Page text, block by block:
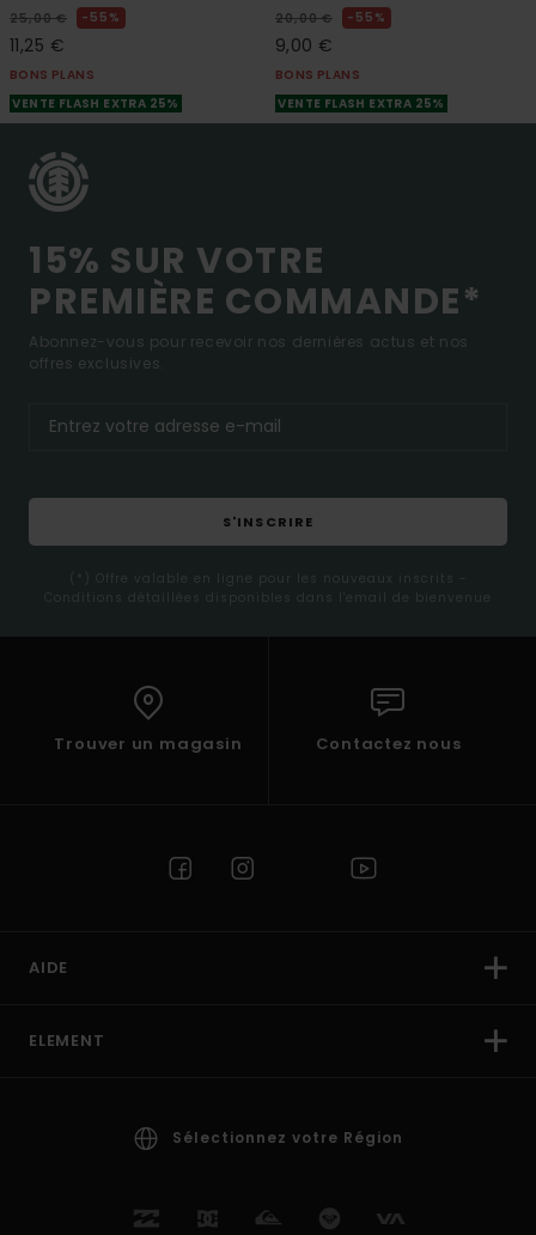
25,00 € 55%
11,25 €
BONS PLANS
VENTE FLASH EXTRA 25%
20,00 € 55%
9,00 €
BONS PLANS
VENTE FLASH EXTRA 25%
15% SUR VOTRE
PREMIÈRE COMMANDE*
Abonnez-vous pour recevoir nos dernières actus et nos
offres exclusives.
S'INSCRIRE
(*) Offre valable en ligne pour les nouveaux inscrits -
Conditions détaillées disponibles dans l'email de bienvenue
Trouver un magasin Contactez nous
AIDE
ELEMENT
Sélectionnez votre Région